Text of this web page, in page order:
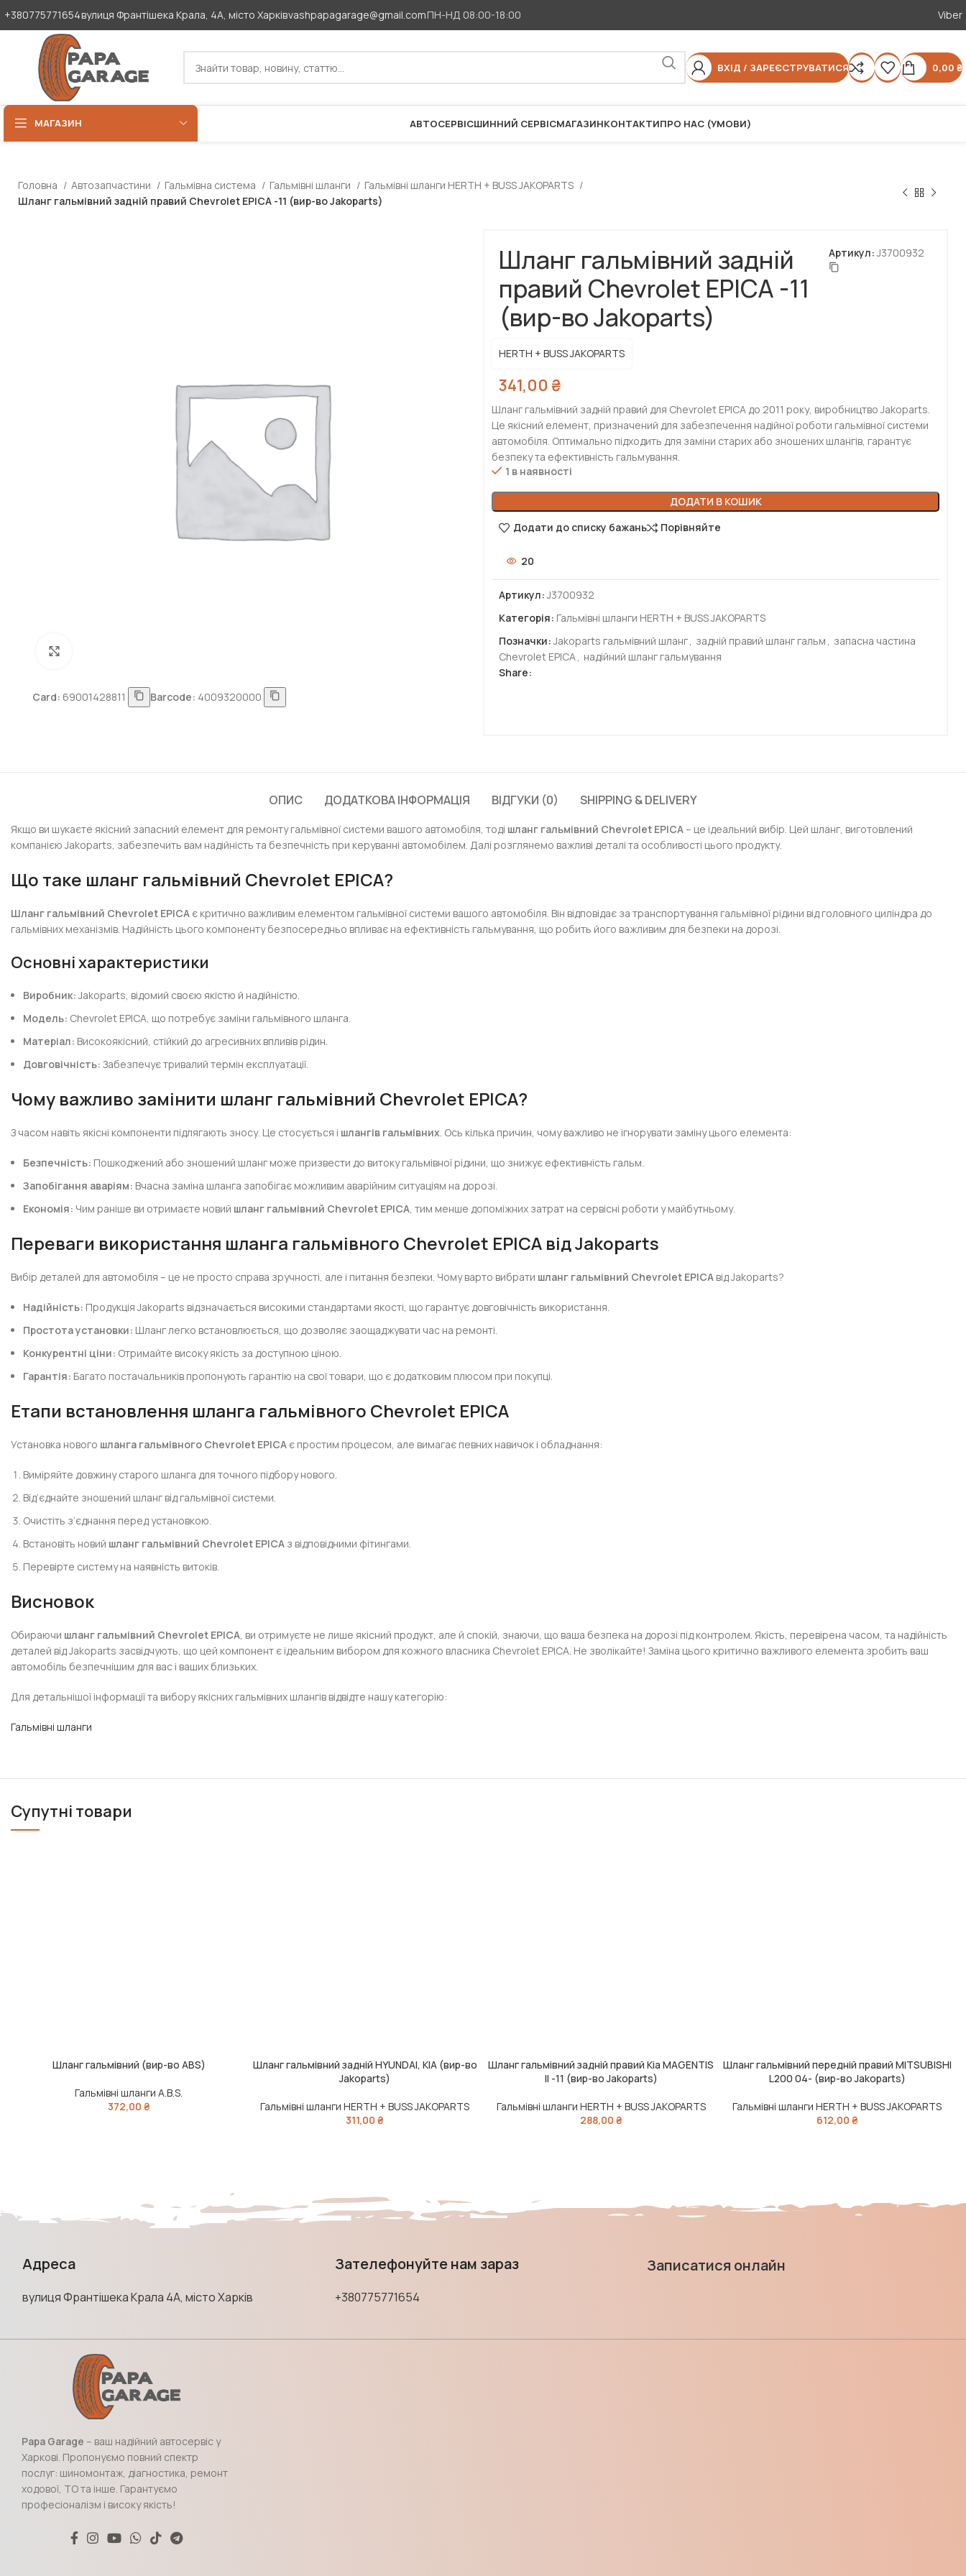
+380775771654вулиця Франтішека Крала, 4А, місто Харківvashpapagarage@gmail.comПН-НД 08:00-18:00 Viber
ВХІД / ЗАРЕЄСТРУВАТИСЯ 0,00 ₴
МАГАЗИН АВТОСЕРВІСШИННИЙ СЕРВІСМАГАЗИНКОНТАКТИПРО НАС (УМОВИ)
Головна Автозапчастини Гальмівна система Гальмівні шланги
Гальмівні шланги HERTH + BUSS JAKOPARTS
Шланг гальмівний задній правий Chevrolet EPICA -11 (вир-во Jakoparts)
Card: 69001428811 Barcode: 4009320000
Шланг гальмівний задній
правий Chevrolet EPICA -11
(вир-во Jakoparts)
Артикул:J3700932
HERTH + BUSS JAKOPARTS
341,00 ₴
Шланг гальмівний задній правий для Chevrolet EPICA до 2011 року, виробництво Jakoparts.
Це якісний елемент, призначений для забезпечення надійної роботи гальмівної системи
автомобіля. Оптимально підходить для заміни старих або зношених шлангів, гарантує
безпеку та ефективність гальмування.
1 в наявності
ДОДАТИ В КОШИК
Додати до списку бажань
Порівняйте
20
Артикул:J3700932
Категорія: Гальмівні шланги HERTH + BUSS JAKOPARTS
Позначки: Jakoparts гальмівний шланг, задній правий шланг гальм , запасна частина
Chevrolet EPICA, надійний шланг гальмування
Share:
ОПИС ДОДАТКОВА ІНФОРМАЦІЯ ВІДГУКИ (0) SHIPPING & DELIVERY
Якщо ви шукаєте якісний запасний елемент для ремонту гальмівної системи вашого автомобіля, тоді шланг гальмівний Chevrolet EPICA – це ідеальний вибір. Цей шланг, виготовлений
компанією Jakoparts, забезпечить вам надійність та безпечність при керуванні автомобілем. Далі розглянемо важливі деталі та особливості цього продукту.
Що таке шланг гальмівний Chevrolet EPICA?
Шланг гальмівний Chevrolet EPICA є критично важливим елементом гальмівної системи вашого автомобіля. Він відповідає за транспортування гальмівної рідини від головного циліндра до
гальмівних механізмів. Надійність цього компоненту безпосередньо впливає на ефективність гальмування, що робить його важливим для безпеки на дорозі.
Основні характеристики
Виробник:Jakoparts, відомий своєю якістю й надійністю.
Модель: Chevrolet EPICA, що потребує заміни гальмівного шланга.
Матеріал: Високоякісний, стійкий до агресивних впливів рідин.
Довговічність: Забезпечує тривалий термін експлуатації.
Чому важливо замінити шланг гальмівний Chevrolet EPICA?
З часом навіть якісні компоненти підлягають зносу. Це стосується і шлангів гальмівних. Ось кілька причин, чому важливо не ігнорувати заміну цього елемента:
Безпечність: Пошкоджений або зношений шланг може призвести до витоку гальмівної рідини, що знижує ефективність гальм.
Запобігання аваріям: Вчасна заміна шланга запобігає можливим аварійним ситуаціям на дорозі.
Економія: Чим раніше ви отримаєте новий шланг гальмівний Chevrolet EPICA, тим менше допоміжних затрат на сервісні роботи у майбутньому.
Переваги використання шланга гальмівного Chevrolet EPICA від Jakoparts
Вибір деталей для автомобіля – це не просто справа зручності, але і питання безпеки. Чому варто вибрати шланг гальмівний Chevrolet EPICA від Jakoparts?
Надійність: Продукція Jakoparts відзначається високими стандартами якості, що гарантує довговічність використання.
Простота установки: Шланг легко встановлюється, що дозволяє заощаджувати час на ремонті.
Конкурентні ціни: Отримайте високу якість за доступною ціною.
Гарантія: Багато постачальників пропонують гарантію на свої товари, що є додатковим плюсом при покупці.
Етапи встановлення шланга гальмівного Chevrolet EPICA
Установка нового шланга гальмівного Chevrolet EPICA є простим процесом, але вимагає певних навичок і обладнання:
Виміряйте довжину старого шланга для точного підбору нового.
Від’єднайте зношений шланг від гальмівної системи.
Очистіть з’єднання перед установкою.
Встановіть новий шланг гальмівний Chevrolet EPICA з відповідними фітингами.
Перевірте систему на наявність витоків.
Висновок
Обираючи шланг гальмівний Chevrolet EPICA, ви отримуєте не лише якісний продукт, але й спокій, знаючи, що ваша безпека на дорозі під контролем. Якість, перевірена часом, та надійність
деталей від Jakoparts засвідчують, що цей компонент є ідеальним вибором для кожного власника Chevrolet EPICA. Не зволікайте! Заміна цього критично важливого елемента зробить ваш
автомобіль безпечнішим для вас і ваших близьких.
Для детальнішої інформації та вибору якісних гальмівних шлангів відвідте нашу категорію:
Гальмівні шланги
Супутні товари
ДОДАТИ В КОШИК
Шланг гальмівний (вир-во ABS)
Гальмівні шланги A.B.S.
372,00 ₴
ДОДАТИ В КОШИК
Шланг гальмівний задній HYUNDAI, KIA (вир-во
Jakoparts)
Гальмівні шланги HERTH + BUSS JAKOPARTS
311,00₴
ДОДАТИ В КОШИК
Шланг гальмівний задній правий Kia MAGENTIS
II -11 (вир-во Jakoparts)
Гальмівні шланги HERTH + BUSS JAKOPARTS
288,00 ₴
ДОДАТИ В КОШИК
Шланг гальмівний передній правий MITSUBISHI
L200 04- (вир-во Jakoparts)
Гальмівні шланги HERTH + BUSS JAKOPARTS
612,00 ₴
Адреса
вулиця Франтішека Крала 4А, місто Харків
Зателефонуйте нам зараз
+380775771654
Записатися онлайн
Papa Garage – ваш надійний автосервіс у
Харкові. Пропонуємо повний спектр
послуг: шиномонтаж, діагностика, ремонт
ходової, ТО та інше. Гарантуємо
професіоналізм і високу якість!